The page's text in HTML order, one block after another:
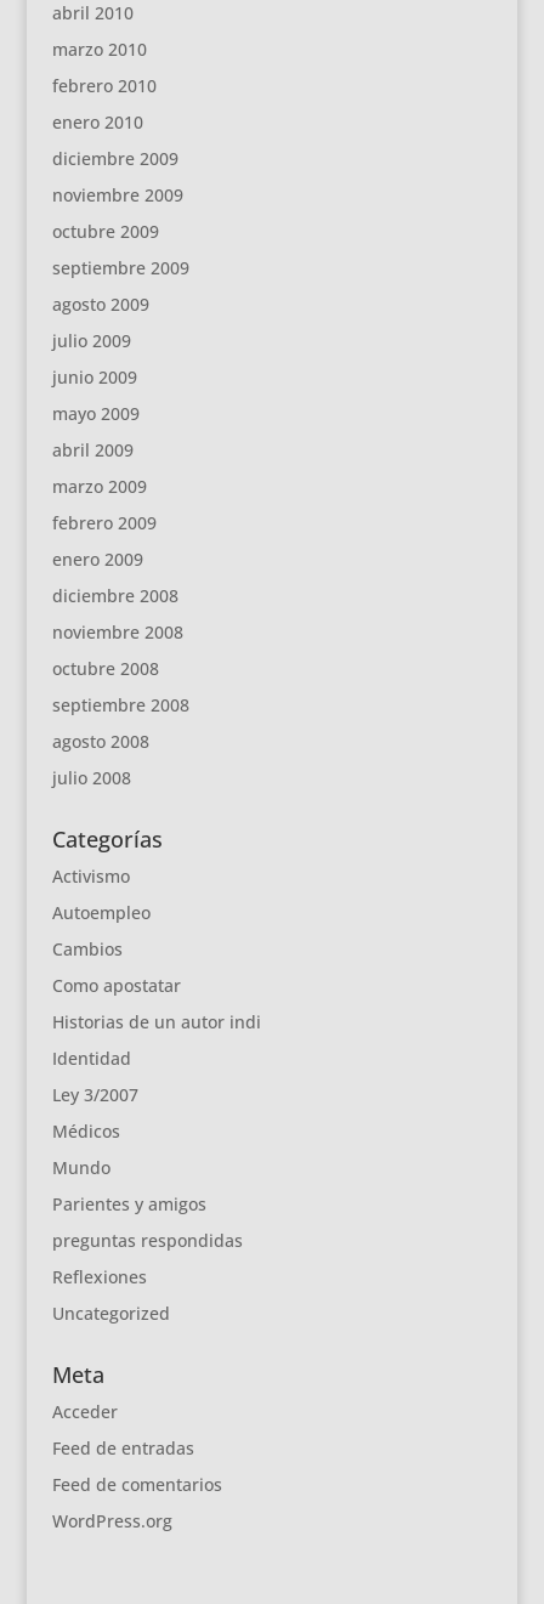
abril 2010
marzo 2010
febrero 2010
enero 2010
diciembre 2009
noviembre 2009
octubre 2009
septiembre 2009
agosto 2009
julio 2009
junio 2009
mayo 2009
abril 2009
marzo 2009
febrero 2009
enero 2009
diciembre 2008
noviembre 2008
octubre 2008
septiembre 2008
agosto 2008
julio 2008
Categorías
Activismo
Autoempleo
Cambios
Como apostatar
Historias de un autor indi
Identidad
Ley 3/2007
Médicos
Mundo
Parientes y amigos
preguntas respondidas
Reflexiones
Uncategorized
Meta
Acceder
Feed de entradas
Feed de comentarios
WordPress.org